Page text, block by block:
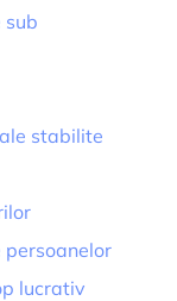
stabilite
lucrativ